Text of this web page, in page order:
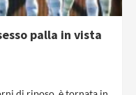
palla in vista